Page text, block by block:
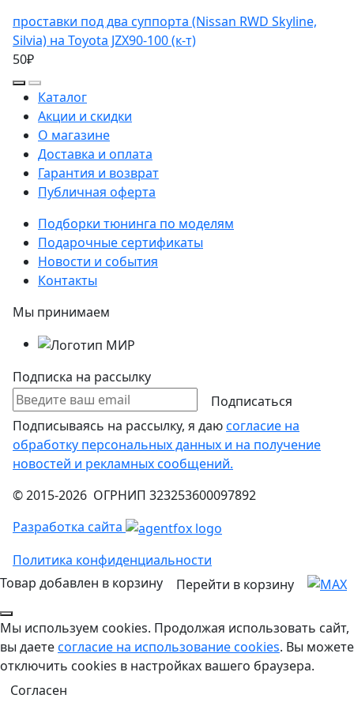
проставки под два суппорта (Nissan RWD Skyline,
Silvia) на Toyota JZX90-100 (к-т)
50₽
Каталог
Акции и скидки
О магазине
Доставка и оплата
Гарантия и возврат
Публичная оферта
Подборки тюнинга по моделям
Подарочные сертификаты
Новости и события
Контакты
Мы принимаем
Подписка на рассылку
Подписаться
Подписываясь на рассылку, я даюсогласие на
обработку персональных данных и на получение
новостей и рекламных сообщений.
© 2015-2026 ОГРНИП 323253600097892
Разработка сайта
Политика конфиденциальности
Товар добавлен в корзину
Перейти в корзину
Мы используем cookies. Продолжая использовать сайт,
вы даетесогласие на использование cookies. Вы можете
отключить cookies в настройках вашего браузера.
Согласен